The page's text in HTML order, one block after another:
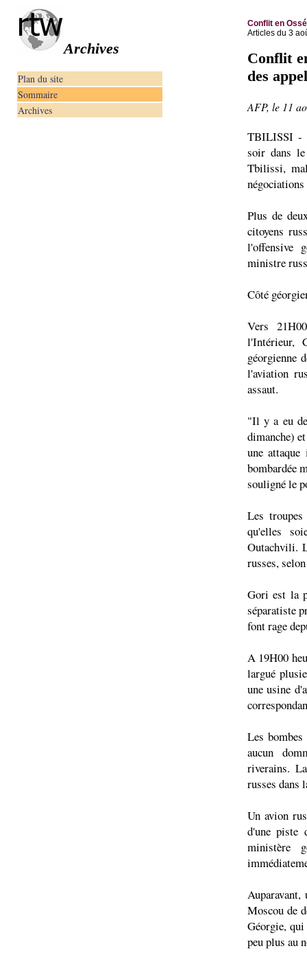
Archives
Plan du site
Sommaire
Archives
Conflit en
Articles du 3
Conflit
des
AFP, le 11
TBILISSI -
soir dans le
Tbilissi,
Plus de
citoyens
l'offensive
ministre
Côté
Vers
l'Intérieur,
géorgienne
l'aviation
assaut.
"Il y a eu
dimanche)
une
bombardée
souligné le
Les
qu'elles
Outachvili.
russes,
Gori est la
séparatiste
font rage
A 19H00
largué
une usine
Les
aucun
riverains.
russes dans
Un avion
d'une piste
ministère
Auparavant,
Moscou de
Géorgie,
peu plus au